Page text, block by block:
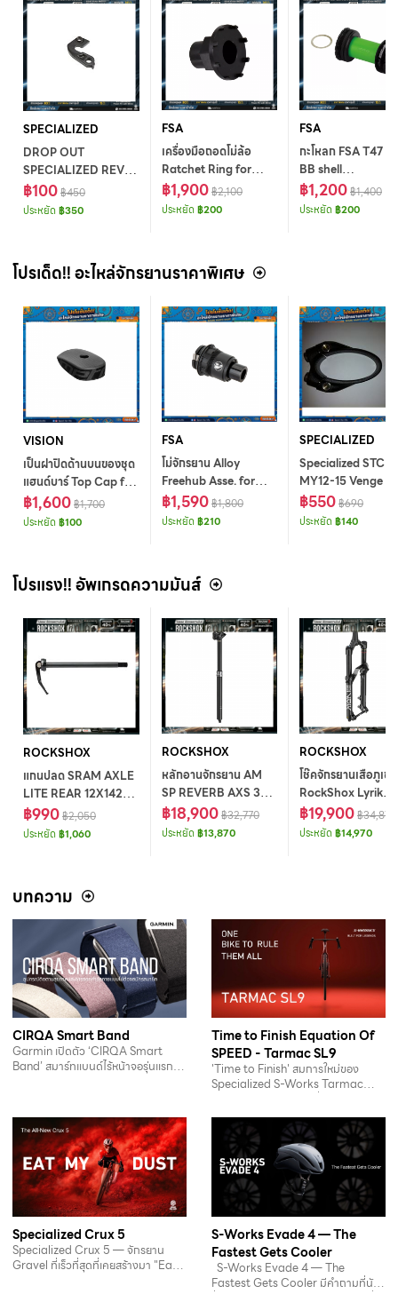
SPECIALIZED
DROP OUT
SPECIALIZED REV2
ALLOY MTN
DERAILLEUR
฿100฿450
ประหยัด ฿350
FSA
เครื่องมือถอดโม่ล้อ
Ratchet Ring for
Rear Hub Removal
Tool BK,E0791
฿1,900฿2,100
ประหยัด ฿200
FSA
กะโหลก FSA T47
BB shell
width=86.5mm /
Compatibility
฿1,200฿1,400
ประหยัด ฿200
โปรเด็ด!! อะไหล่จักรยานราคาพิเศษ
VISION
เป็นฝาปิดด้านบนของชุด
แฮนด์บาร์ Top Cap for
Metron 5D ACR Matt
Carbon w/Vision
฿1,600฿1,700
ประหยัด ฿100
FSA
โม่จักรยาน Alloy
Freehub Asse. for
U5152 SRAM XDR
Anod Black w/DS
฿1,590฿1,800
ประหยัด ฿210
SPECIALIZED
Specialized STC
MY12-15 Venge 2-
Bolt Venge
Binder R10
฿550฿690
ประหยัด ฿140
โปรแรง!! อัพเกรดความมันส์
ROCKSHOX
แกนปลด SRAM AXLE
LITE REAR 12X142
MM.
฿990฿2,050
ประหยัด ฿1,060
ROCKSHOX
หลักอานจักรยาน AM
SP REVERB AXS 34.9
150 A1
฿18,900฿32,770
ประหยัด ฿13,870
ROCKSHOX
โช๊คจักรยานเสือภูเขา
RockShox Lyrik
Ultimate Charger
RC2 Debon Air+
฿19,900฿34,870
ประหยัด ฿14,970
บทความ
CIRQA Smart Band
Garmin เปิดตัว ‘CIRQA Smart
Band’ สมาร์ทแบนด์ไร้หน้าจอรุ่นแรก
Time to Finish Equation Of
SPEED - Tarmac SL9
'Time to Finish' สมการใหม่ของ
Specialized S-Works Tarmac
Specialized Crux 5
Specialized Crux 5 — จักรยาน
Gravel ที่เร็วที่สุดที่เคยสร้างมา "Eat
S-Works Evade 4 — The
Fastest Gets Cooler
S-Works Evade 4 — The
Fastest Gets Cooler มีคำถามที่นัก